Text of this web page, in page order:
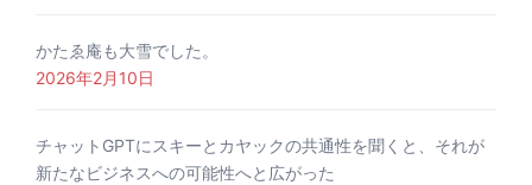
かたゑ庵も大雪でした。
2026年2月10日
チャットGPTにスキーとカヤックの共通性を聞くと、それが
新たなビジネスへの可能性へと広がった